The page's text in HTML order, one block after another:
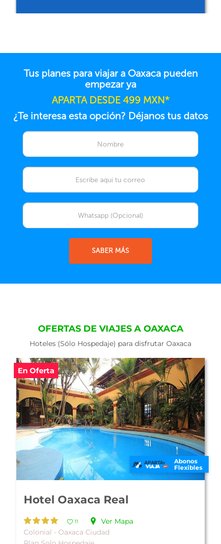
Tus planes para viajar a Oaxaca pueden
empezar ya
APARTA DESDE 499 MXN*
¿Te interesa esta opción? Déjanos tus datos
SABER MÁS
OFERTAS DE VIAJES A OAXACA
Hoteles (Sólo Hospedaje) para disfrutar Oaxaca
En Oferta
Abonos
Flexibles
Hotel Misión Oaxaca
10
Ver Mapa
Familiar - Oaxaca Ciudad